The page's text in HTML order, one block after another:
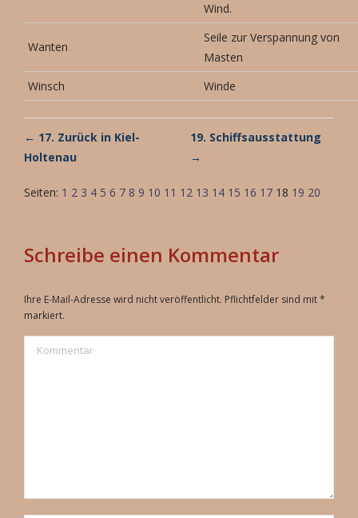
Wind.
Wanten
Seile zur Verspannung von
Masten
Winsch
Winde
← 17. Zurück in Kiel-
Holtenau
19. Schiffsausstattung
→
Seiten: 1 2 3 4 5 6 7 8 9 10 11 12 13 14 15 16 17 18 19 20
Schreibe einen Kommentar
Ihre E-Mail-Adresse wird nicht veröffentlicht. Pflichtfelder sind mit*
markiert.
Kommentar